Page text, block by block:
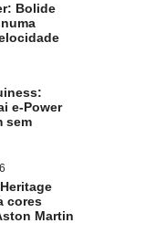
Bolide
e-Power
sem
cores
Martin